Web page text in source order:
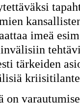
imeä
tärkeiden